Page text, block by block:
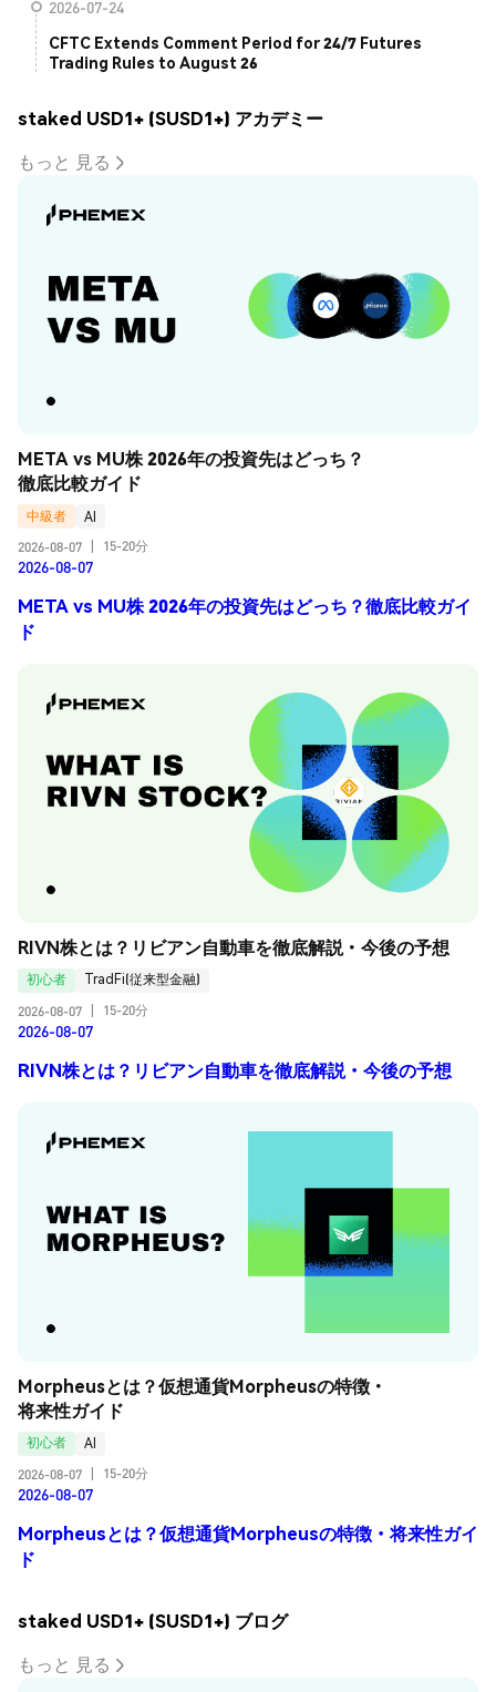
2026-07-24
CFTC Extends Comment Period for 24/7 Futures
Trading Rules to August 26
staked USD1+ (SUSD1+) アカデミー
もっと 見る
META vs MU株 2026年の投資先はどっち？
徹底比較ガイド
中級者
AI
2026-08-07
15-20分
2026-08-07
META vs MU株 2026年の投資先はどっち？徹底比較ガイ
ド
RIVN株とは？リビアン自動車を徹底解説・今後の予想
初心者
TradFi(従来型金融)
2026-08-07
15-20分
2026-08-07
RIVN株とは？リビアン自動車を徹底解説・今後の予想
Morpheusとは？仮想通貨Morpheusの特徴・
将来性ガイド
初心者
AI
2026-08-07
15-20分
2026-08-07
Morpheusとは？仮想通貨Morpheusの特徴・将来性ガイ
ド
staked USD1+ (SUSD1+) ブログ
もっと 見る